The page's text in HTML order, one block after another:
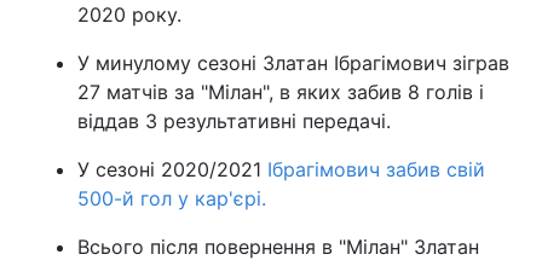
2020 року.
У минулому сезоні Златан Ібрагімович зіграв
27 матчів за "Мілан", в яких забив 8 голів і
віддав 3 результативні передачі.
У сезоні 2020/2021 Ібрагімович забив свій
500-й гол у кар'єрі.
Всього після повернення в "Мілан" Златан